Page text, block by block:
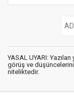
YASAL UYARI:
görüş ve düşüncelerini
niteliktedir.